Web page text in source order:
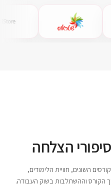
הצלחה
השונים, חוויית הלימודים,
הקורס וההשתלבות בשוק העבודה.